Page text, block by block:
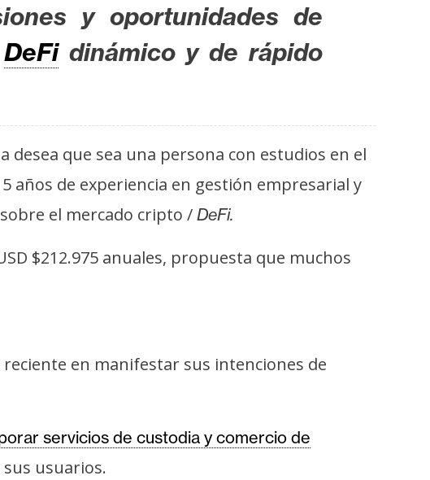
y oportunidades de
DeFidinámico y de rápido
que sea una persona con estudios en el
años de experiencia en gestión empresarial y
el mercado cripto / DeFi.
$212.975 anuales, propuesta que muchos
en manifestar sus intenciones de
servicios de custodia y comercio de
usuarios.